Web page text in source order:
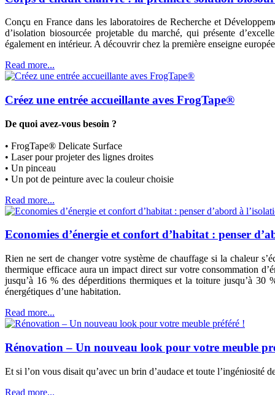
Conçu en France dans les laboratoires de Recherche et
d’isolation biosourcée projetable du marché, qui présente
également en intérieur. A découvrir chez la première enseigne
Read more...
Créez une entrée accueillante aves FrogTape®
De quoi avez-vous besoin ?
• FrogTape® Delicate Surface
• Laser pour projeter des lignes droites
• Un pinceau
• Un pot de peinture avec la couleur choisie
Read more...
Economies d’énergie et confort d’habitat : penser
Rien ne sert de changer votre système de chauffage si la chaleur
thermique efficace aura un impact direct sur votre consommation
jusqu’à 16 % des déperditions thermiques et la toiture jusqu’à
énergétiques d’une habitation.
Read more...
Rénovation – Un nouveau look pour votre meuble
Et si l’on vous disait qu’avec un brin d’audace et toute l’ingéniosité
Read more...